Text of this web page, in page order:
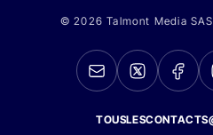
© 2026 Talmont Media